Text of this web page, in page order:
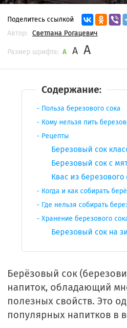
Поделитесь ссылкой
Автор:
Светлана Рогацевич
Размер шрифта: A A A
Содержание:
Польза березового сока
Кому нельзя пить
Рецепты
Березовый сок
Березовый сок с
Квас из березового
Когда и как собирать
Где нельзя собирать
Хранение березового
Березовый сок на
Берёзовый сок
напиток, обладающий
полезных свойств. Это
популярных напитков в